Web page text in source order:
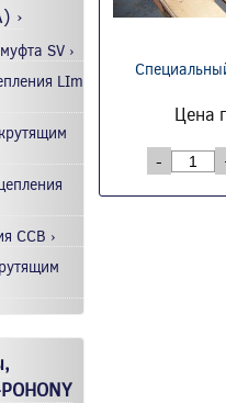
›
SV ›
LIm
CCB ›
Цена
-